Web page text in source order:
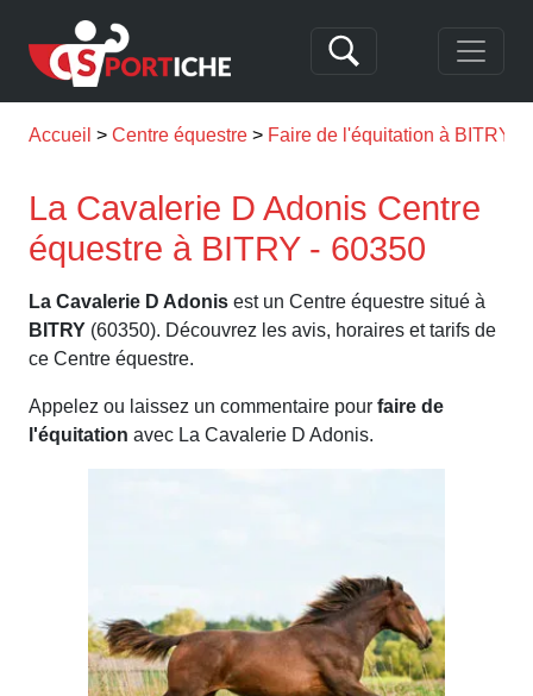
Accueil Centre équestre Faire de l'équitation à BITRY
La Cavalerie D Adonis Centre
équestre à BITRY - 60350
La Cavalerie D Adonis est un Centre équestre situé à
BITRY (60350). Découvrez les avis, horaires et tarifs de
ce Centre équestre.
Appelez ou laissez un commentaire pour faire de
l'équitation avec La Cavalerie D Adonis.